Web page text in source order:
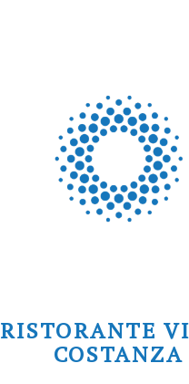
RISTORANTE
COSTANZA